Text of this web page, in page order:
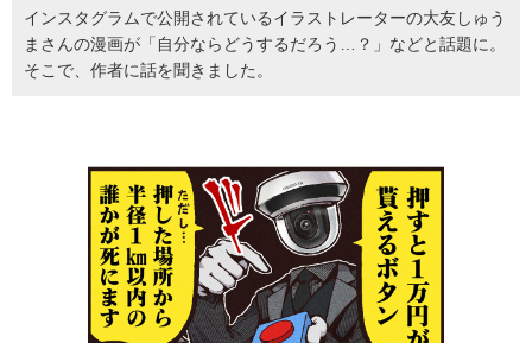
インスタグラムで公開されているイラストレーターの大友しゅう
まさんの漫画が「自分ならどうするだろう…？」などと話題に。
そこで、作者に話を聞きました。